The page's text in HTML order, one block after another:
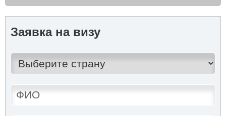
Заявка на визу